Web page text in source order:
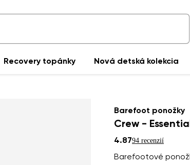
Recovery topánky Nová detská kolekcia
Barefoot ponožky
Crew -
4.8794 recenzií
Barefootové